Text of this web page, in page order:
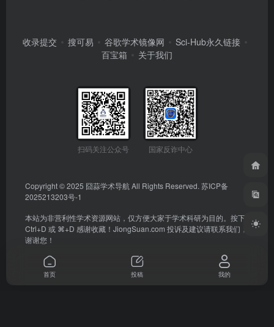
收录提交 搜可易 谷歌学术镜像网
Sci-Hub永久链接
百宝箱
关于我们
扫码关注公众号 国家反诈中心
Copyright © 2025 囧蒜学术导航 All Rights Reserved. 苏ICP备
2025213203号-1
本站为非营利性学术资源网站，仅方便大家于学术科研为目的。按下
Ctrl+D 或 ⌘+D 感谢收藏！ JiongSuan.com 投诉及建议请联系我们，
谢谢您！
首页 投稿 我的